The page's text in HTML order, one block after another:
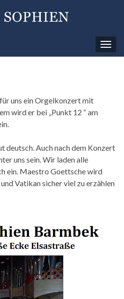
uns ein Orgelkonzert mit
wird er bei „Punkt 12 “ am
deutsch. Auch nach dem Konzert
uns sein. Wir laden alle
ein. Maestro Goettsche wird
Vatikan sicher viel zu erzählen